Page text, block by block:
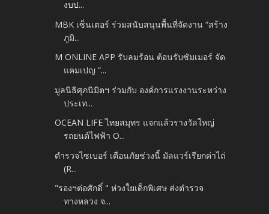
งบป...
MBK เซ็นเตอร์ ร่วมสนับสนุนพื้นที่จัดงาน “สร้าง
ภูมิ...
M ONLINE APP รับลมร้อน ต้อนรับซัมเมอร์ จัด
แคมเปญ “...
มูลนิธิศุภนิมิตฯ ร่วมกับ องค์การแรงงานระหว่าง
ประเท...
OCEAN LIFE ไทยสมุทร แจกแล้วรางวัลใหญ่
รถยนต์ไฟฟ้า O...
ตำรวจไซเบอร์ เตือนภัยช่วงนี้ มัลแวร์เรียกค่าไถ่
(R...
"รองฯต่อศักดิ์ " ห่วงใยเด็กพิเศษ ส่งตำรวจ
ทางหลวง จ...